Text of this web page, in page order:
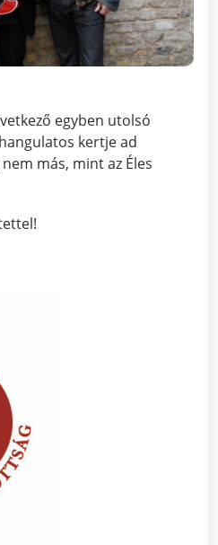
egyben utolsó
kertje ad
más, mint az Éles